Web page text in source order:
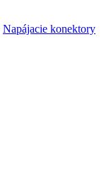
Napájacie konektory